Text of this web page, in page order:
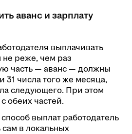
аванс и зарплату
выплачивать
не реже, чем раз
часть — аванс — должны
31 числа того же месяца,
следующего. При этом
обеих частей.
выплат работодатель
в локальных